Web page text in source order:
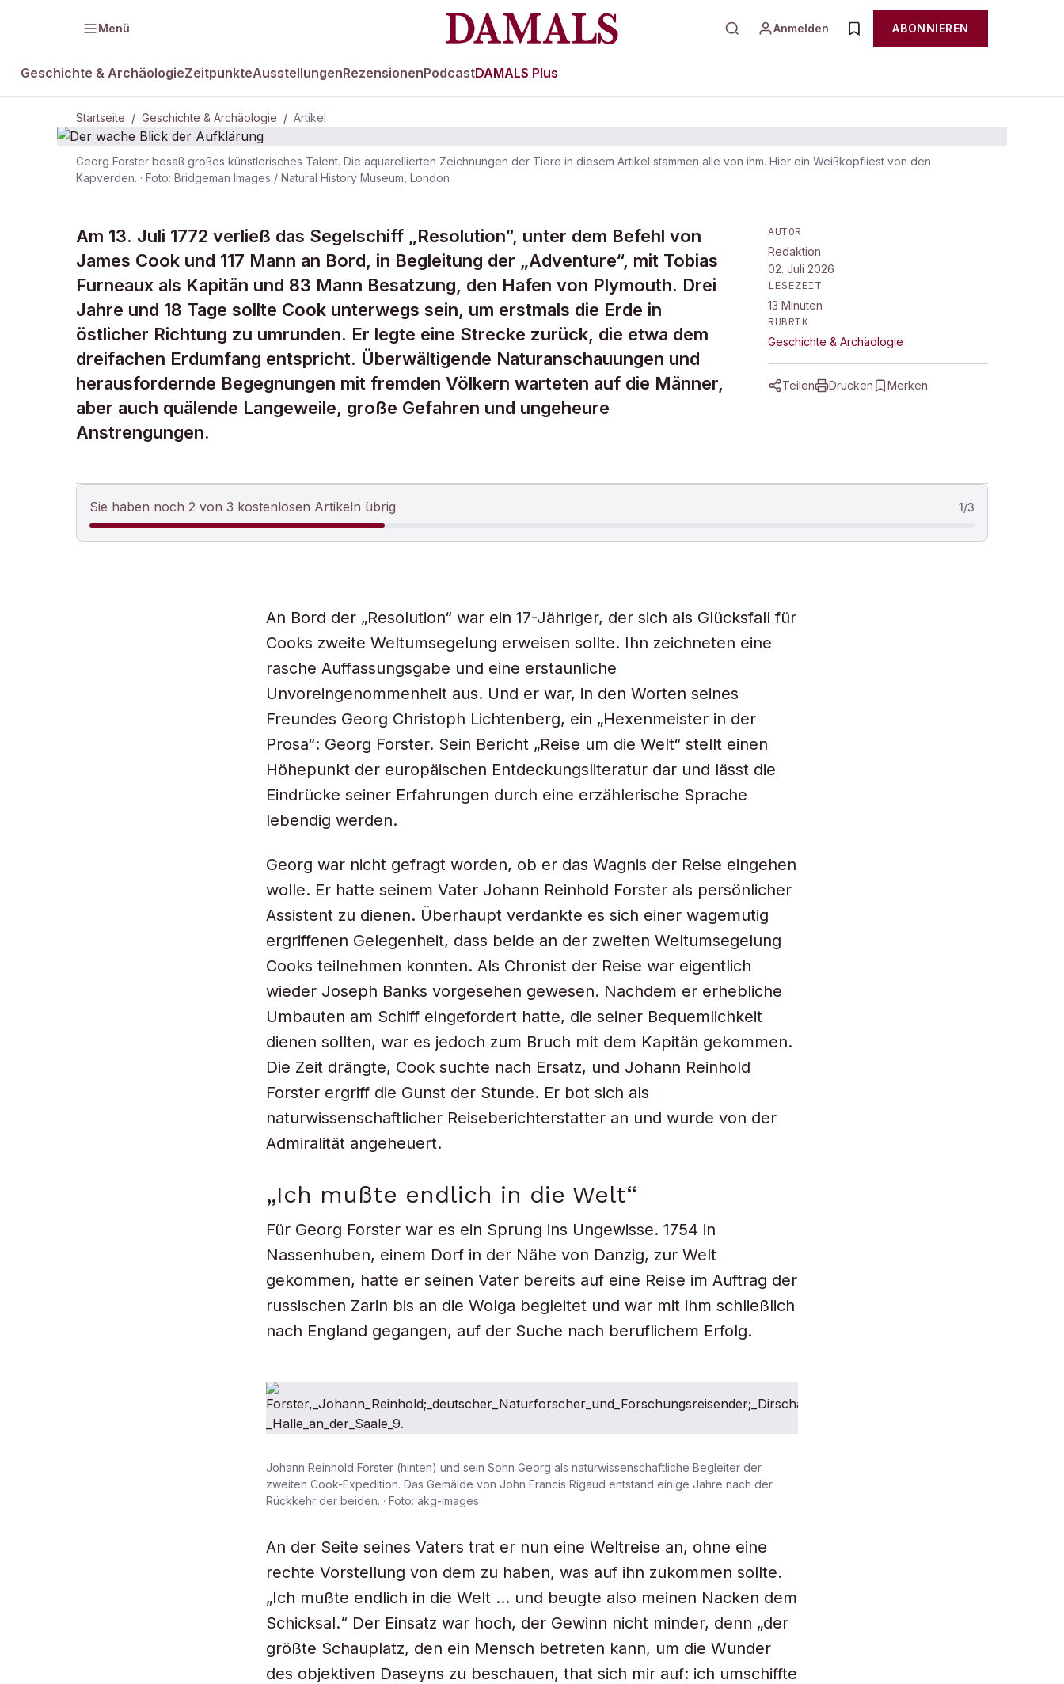
Menü Anmelden ABONNIEREN
Geschichte & ArchäologieZeitpunkteAusstellungenRezensionenPodcastDAMALS Plus
Startseite / Geschichte & Archäologie / Artikel
Der wache Blick der
Aufklärung
Georg Forster besaß großes künstlerisches Talent. Die aquarellierten Zeichnungen der Tiere in diesem Artikel stammen alle von ihm. Hier ein Weißkopfliest von den
Kapverden. · Foto: Bridgeman Images / Natural History Museum, London
Am 13. Juli 1772 verließ das Segelschiff „Resolution“, unter dem Befehl von
James Cook und 117 Mann an Bord, in Begleitung der „Adventure“, mit Tobias
Furneaux als Kapitän und 83 Mann Besatzung, den Hafen von Plymouth. Drei
Jahre und 18 Tage sollte Cook unterwegs sein, um erstmals die Erde in
östlicher Richtung zu umrunden. Er legte eine Strecke zurück, die etwa dem
dreifachen Erdumfang entspricht. Überwältigende Naturanschauungen und
herausfordernde Begegnungen mit fremden Völkern warteten auf die Männer,
aber auch quälende Langeweile, große Gefahren und ungeheure
Anstrengungen.
AUTOR
Redaktion
02. Juli 2026
LESEZEIT
13 Minuten
RUBRIK
Geschichte & Archäologie
Teilen Drucken Merken
Sie haben noch 2 von 3 kostenlosen Artikeln übrig 1/3
An Bord der „Resolution“ war ein 17-Jähriger, der sich als Glücksfall für
Cooks zweite Weltumsegelung erweisen sollte. Ihn zeichneten eine
rasche Auffassungsgabe und eine erstaunliche
Unvoreingenommenheit aus. Und er war, in den Worten seines
Freundes Georg Christoph Lichtenberg, ein „Hexenmeister in der
Prosa“: Georg Forster. Sein Bericht „Reise um die Welt“ stellt einen
Höhepunkt der europäischen Entdeckungsliteratur dar und lässt die
Eindrücke seiner Erfahrungen durch eine erzählerische Sprache
lebendig werden.
Georg war nicht gefragt worden, ob er das Wagnis der Reise eingehen
wolle. Er hatte seinem Vater Johann Reinhold Forster als persönlicher
Assistent zu dienen. Überhaupt verdankte es sich einer wagemutig
ergriffenen Gelegenheit, dass beide an der zweiten Weltumsegelung
Cooks teilnehmen konnten. Als Chronist der Reise war eigentlich
wieder Joseph Banks vorgesehen gewesen. Nachdem er erhebliche
Umbauten am Schiff eingefordert hatte, die seiner Bequemlichkeit
dienen sollten, war es jedoch zum Bruch mit dem Kapitän gekommen.
Die Zeit drängte, Cook suchte nach Ersatz, und Johann Reinhold
Forster ergriff die Gunst der Stunde. Er bot sich als
naturwissenschaftlicher Reiseberichterstatter an und wurde von der
Admiralität angeheuert.
„Ich mußte endlich in die Welt“
Für Georg Forster war es ein Sprung ins Ungewisse. 1754 in
Nassenhuben, einem Dorf in der Nähe von Danzig, zur Welt
gekommen, hatte er seinen Vater bereits auf eine Reise im Auftrag der
russischen Zarin bis an die Wolga begleitet und war mit ihm schließlich
nach England gegangen, auf der Suche nach beruflichem Erfolg.
Johann Reinhold Forster (hinten) und sein Sohn Georg als naturwissenschaftliche Begleiter der
zweiten Cook-Expedition. Das Gemälde von John Francis Rigaud entstand einige Jahre nach der
Rückkehr der beiden. · Foto: akg-images
An der Seite seines Vaters trat er nun eine Weltreise an, ohne eine
rechte Vorstellung von dem zu haben, was auf ihn zukommen sollte.
„Ich mußte endlich in die Welt … und beugte also meinen Nacken dem
Schicksal.“ Der Einsatz war hoch, der Gewinn nicht minder, denn „der
größte Schauplatz, den ein Mensch betreten kann, um die Wunder
des objektiven Daseyns zu beschauen, that sich mir auf: ich umschiffte